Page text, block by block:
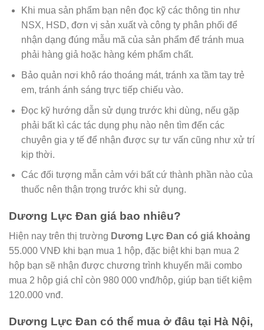
Khi mua sản phẩm bạn nên đọc kỹ các thông tin như
NSX, HSD, đơn vị sản xuất và công ty phân phối để
nhận dạng đúng mẫu mã của sản phẩm để tránh mua
phải hàng giả hoặc hàng kém phẩm chất.
Bảo quản nơi khô ráo thoáng mát, tránh xa tầm tay trẻ
em, tránh ánh sáng trực tiếp chiếu vào.
Đọc kỹ hướng dẫn sử dụng trước khi dùng, nếu gặp
phải bất kì các tác dụng phụ nào nên tìm đến các
chuyên gia y tế để nhận được sự tư vấn cũng như xử trí
kịp thời.
Các đối tượng mẫn cảm với bất cứ thành phần nào của
thuốc nên thận trọng trước khi sử dụng.
Dương Lực Đan giá bao nhiêu?
Hiện nay trên thị trường Dương Lực Đan có giá khoảng
55.000 VNĐ khi bạn mua 1 hộp, đặc biệt khi bạn mua 2
hộp bạn sẽ nhận được chương trình khuyến mãi combo
mua 2 hộp giá chỉ còn 980 000 vnđ/hộp, giúp bạn tiết kiệm
120.000 vnđ.
Dương Lực Đan có thể mua ở đâu tại Hà Nội,